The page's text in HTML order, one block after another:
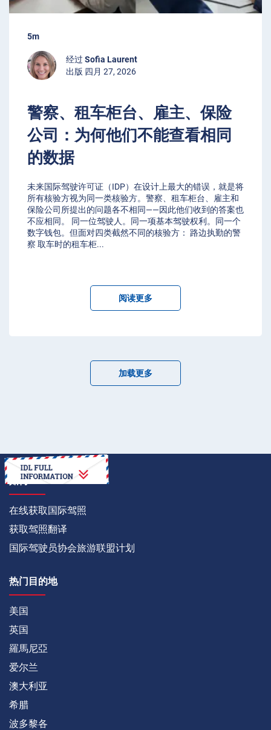
5m
经过 Sofia Laurent
出版 四月 27, 2026
警察、租车柜台、雇主、保险
公司：为何他们不能查看相同
的数据
未来国际驾驶许可证（IDP）在设计上最大的错误，就是将
所有核验方视为同一类核验方。警察、租车柜台、雇主和
保险公司所提出的问题各不相同——因此他们收到的答案也
不应相同。 同一位驾驶人。同一项基本驾驶权利。同一个
数字钱包。但面对四类截然不同的核验方： 路边执勤的警
察 取车时的租车柜...
阅读更多
加载更多
如何
在线获取国际驾照
获取驾照翻译
国际驾驶员协会旅游联盟计划
热门目的地
美国
英国
羅馬尼亞
爱尔兰
澳大利亚
希腊
波多黎各